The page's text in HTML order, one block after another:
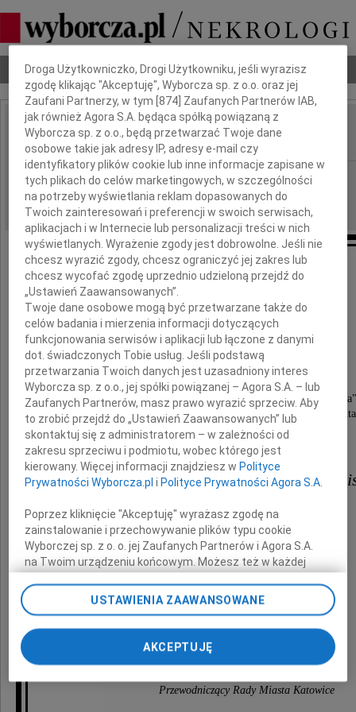
Nekrologi Odeszli Poradnik pogrzebowy
IMIĘ I NAZWISKO: Elżbieta Zacher
REGION: Katowice
DATA EMISJI: 31.01.2025
Z wielkim smutkiem i żalem
przyjęliśmy wiadomość o śmierci
Elżbiety Zacher
radnej miasta Katowice w latach 2010-2014,
prezeski Stowarzyszenia "Razem dla
za zasługi dla swojej dzielnicy uhonorowanej Nagrodą
im. Józefa Kocurka za działalność społeczną.
Rodzinie, Bliskim i Społeczności
składamy wyrazy głębokiego współczucia
Marcin Krupa
Prezydent Miasta Katowice
Łukasz Borkowski
Przewodniczący Rady Miasta Katowice
Dbamy o Twoją prywatność
Droga Użytkowniczko, Drogi Użytkowniku, jeśli wyrazisz
zgodę klikając "Akceptuję", Wyborcza sp. z o.o. oraz jej
Zaufani Partnerzy, w tym [874 ] Zaufanych Partnerów IAB,
jak również Agora S.A. będąca spółką powiązaną z
Wyborcza sp. z o.o., będą przetwarzać Twoje dane
osobowe takie jak adresy IP, adresy e-mail czy
identyfikatory plików cookie lub inne informacje zapisane w
tych plikach do celów marketingowych, w szczególności
na potrzeby wyświetlania reklam dopasowanych do
Twoich zainteresowań i preferencji w swoich serwisach,
aplikacjach i w Internecie lub personalizacji treści w nich
wyświetlanych. Wyrażenie zgody jest dobrowolne. Jeśli nie
chcesz wyrazić zgody, chcesz ograniczyć jej zakres lub
chcesz wycofać zgodę uprzednio udzieloną przejdź do
„Ustawień Zaawansowanych”.
Twoje dane osobowe mogą być przetwarzane także do
celów badania i mierzenia informacji dotyczących
funkcjonowania serwisów i aplikacji lub łączone z danymi
dot. świadczonych Tobie usług. Jeśli podstawą
przetwarzania Twoich danych jest uzasadniony interes
Wyborcza sp. z o.o., jej spółki powiązanej – Agora S.A. – lub
Zaufanych Partnerów, masz prawo wyrazić sprzeciw. Aby
to zrobić przejdź do „Ustawień Zaawansowanych” lub
skontaktuj się z administratorem – w zależności od
zakresu sprzeciwu i podmiotu, wobec którego jest
kierowany. Więcej informacji znajdziesz w Polityce
Prywatności Wyborcza.pl i Polityce Prywatności Agora S.A.
Poprzez kliknięcie "Akceptuję" wyrażasz zgodę na
zainstalowanie i przechowywanie plików typu cookie
Wyborczej sp. z o. o. jej Zaufanych Partnerów i Agora S.A.
na Twoim urządzeniu końcowym. Możesz też w każdej
ponownie wywołując narzędzie do zarządzania Twoimi
preferencjami dot. przetwarzania danych poprzez
odnośnik „Ustawienia prywatności” w stopce serwisu i
przechodząc do sekcji „Ustawienia zaawansowane”.
Zmiana ustawień plików cookie możliwa jest także za
USTAWIENIA ZAAWANSOWANE
AKCEPTUJĘ